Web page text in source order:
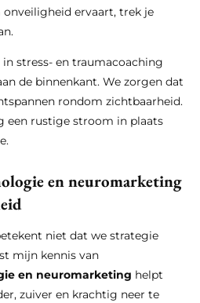
onveiligheid ervaart, trek je
stress- en traumacoaching
de binnenkant. We zorgen dat
rondom zichtbaarheid.
een rustige stroom in plaats
en neuromarketing
niet dat we strategie
mijn kennis van
en neuromarketing helpt
zuiver en krachtig neer te